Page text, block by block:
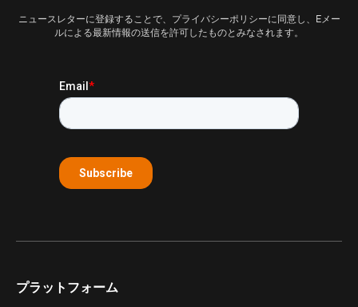
ニュースレターに登録することで、プライバシーポリシーに同意し、Eメー
ルによる最新情報の送信を許可したものとみなされます。
プラットフォーム